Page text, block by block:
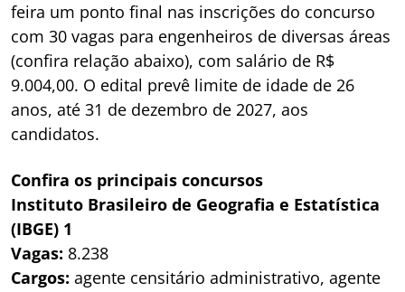
feira um ponto final nas inscrições do concurso
com 30 vagas para engenheiros de diversas áreas
(confira relação abaixo), com salário de R$
9.004,00. O edital prevê limite de idade de 26
anos, até 31 de dezembro de 2027, aos
candidatos.
Confira os principais concursos
Instituto Brasileiro de Geografia e Estatística
(IBGE) 1
Vagas: 8.238
Cargos: agente censitário administrativo, agente